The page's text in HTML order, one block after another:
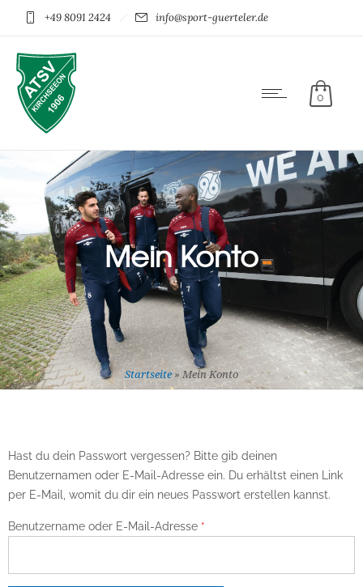
+49 8091 2424 info@sport-guerteler.de
0
Mein Konto
Startseite» Mein Konto
Hast du dein Passwort vergessen? Bitte gib deinen
Benutzernamen oder E-Mail-Adresse ein. Du erhältst einen Link
per E-Mail, womit du dir ein neues Passwort erstellen kannst.
Benutzername oder E-Mail-Adresse *